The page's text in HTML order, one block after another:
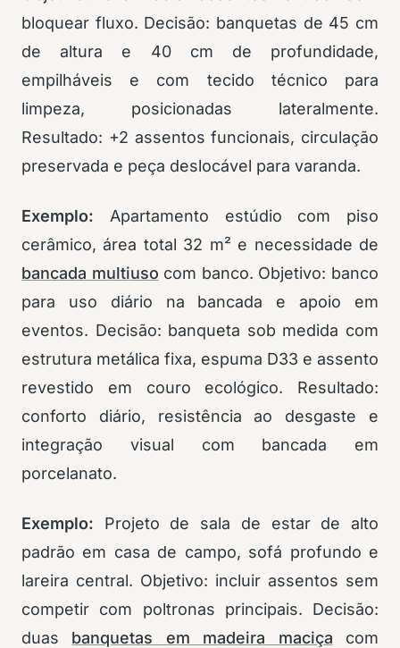
bloquear fluxo. Decisão: banquetas de 45 cm
de altura e 40 cm de profundidade,
empilháveis e com tecido técnico para
limpeza, posicionadas lateralmente.
Resultado: +2 assentos funcionais, circulação
preservada e peça deslocável para varanda.
Exemplo: Apartamento estúdio com piso
cerâmico, área total 32 m² e necessidade de
bancada multiuso com banco. Objetivo: banco
para uso diário na bancada e apoio em
eventos. Decisão: banqueta sob medida com
estrutura metálica fixa, espuma D33 e assento
revestido em couro ecológico. Resultado:
conforto diário, resistência ao desgaste e
integração visual com bancada em
porcelanato.
Exemplo: Projeto de sala de estar de alto
padrão em casa de campo, sofá profundo e
lareira central. Objetivo: incluir assentos sem
competir com poltronas principais. Decisão:
duas banquetas em madeira maciça com